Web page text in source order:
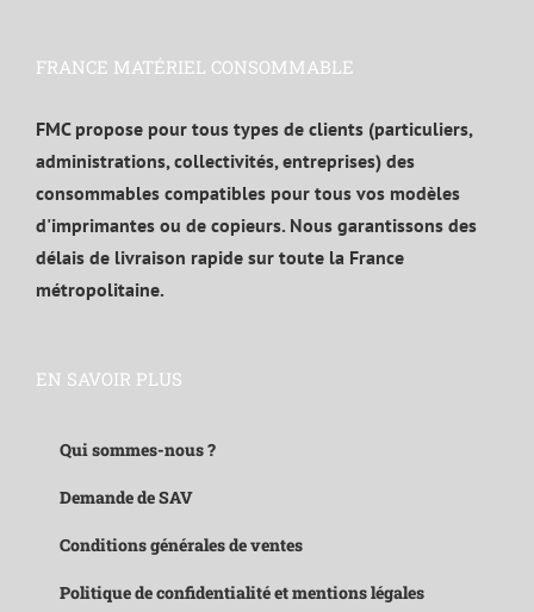
FRANCE MATÉRIEL CONSOMMABLE
FMC propose pour tous types de clients (particuliers,
administrations, collectivités, entreprises) des
consommables compatibles pour tous vos modèles
d'imprimantes ou de copieurs. Nous garantissons des
délais de livraison rapide sur toute la France
métropolitaine.
EN SAVOIR PLUS
Qui sommes-nous ?
Demande de SAV
Conditions générales de ventes
Politique de confidentialité et mentions légales